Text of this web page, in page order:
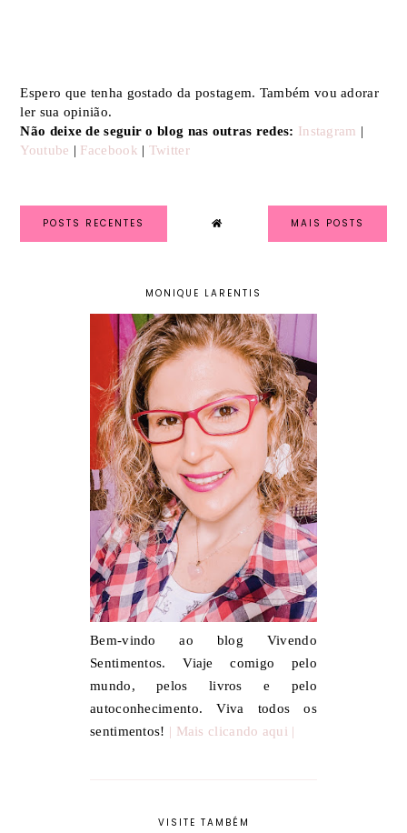
Espero que tenha gostado da postagem. Também vou adorar
ler sua opinião.
Não deixe de seguir o blog nas outras redes: Instagram |
Youtube | Facebook | Twitter
POSTS RECENTES MAIS POSTS
MONIQUE LARENTIS
Bem-vindo ao blog Vivendo
Sentimentos. Viaje comigo pelo
mundo, pelos livros e pelo
autoconhecimento. Viva todos os
sentimentos! | Mais clicando aqui |
VISITE TAMBÉM